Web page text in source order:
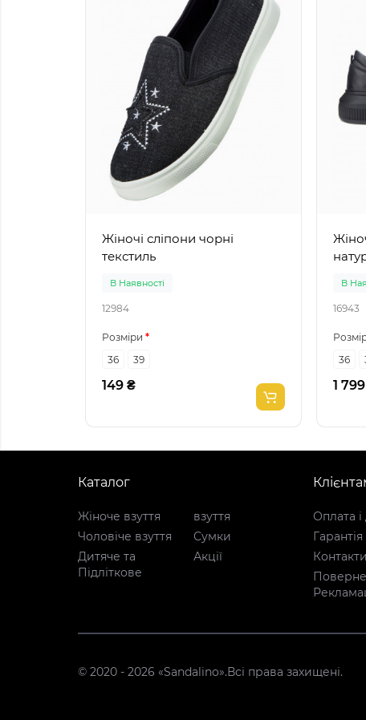
Жіночі сліпони чорні
текстиль
В Наявності
12984
Розміри
36
39
149 ₴
Жіночі
В
16943
36
1
Каталог
Жіноче взуття
Чоловіче взуття
Дитяче та
Підліткове
взуття
Сумки
Акції
Оплата і
Гарантія
Контакти
© 2020 - 2026 «Sandalino».Всі права захищені.